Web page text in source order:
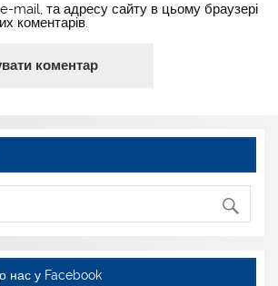
mail, та адресу сайту в цьому браузері
коментарів.
нас у Facebook